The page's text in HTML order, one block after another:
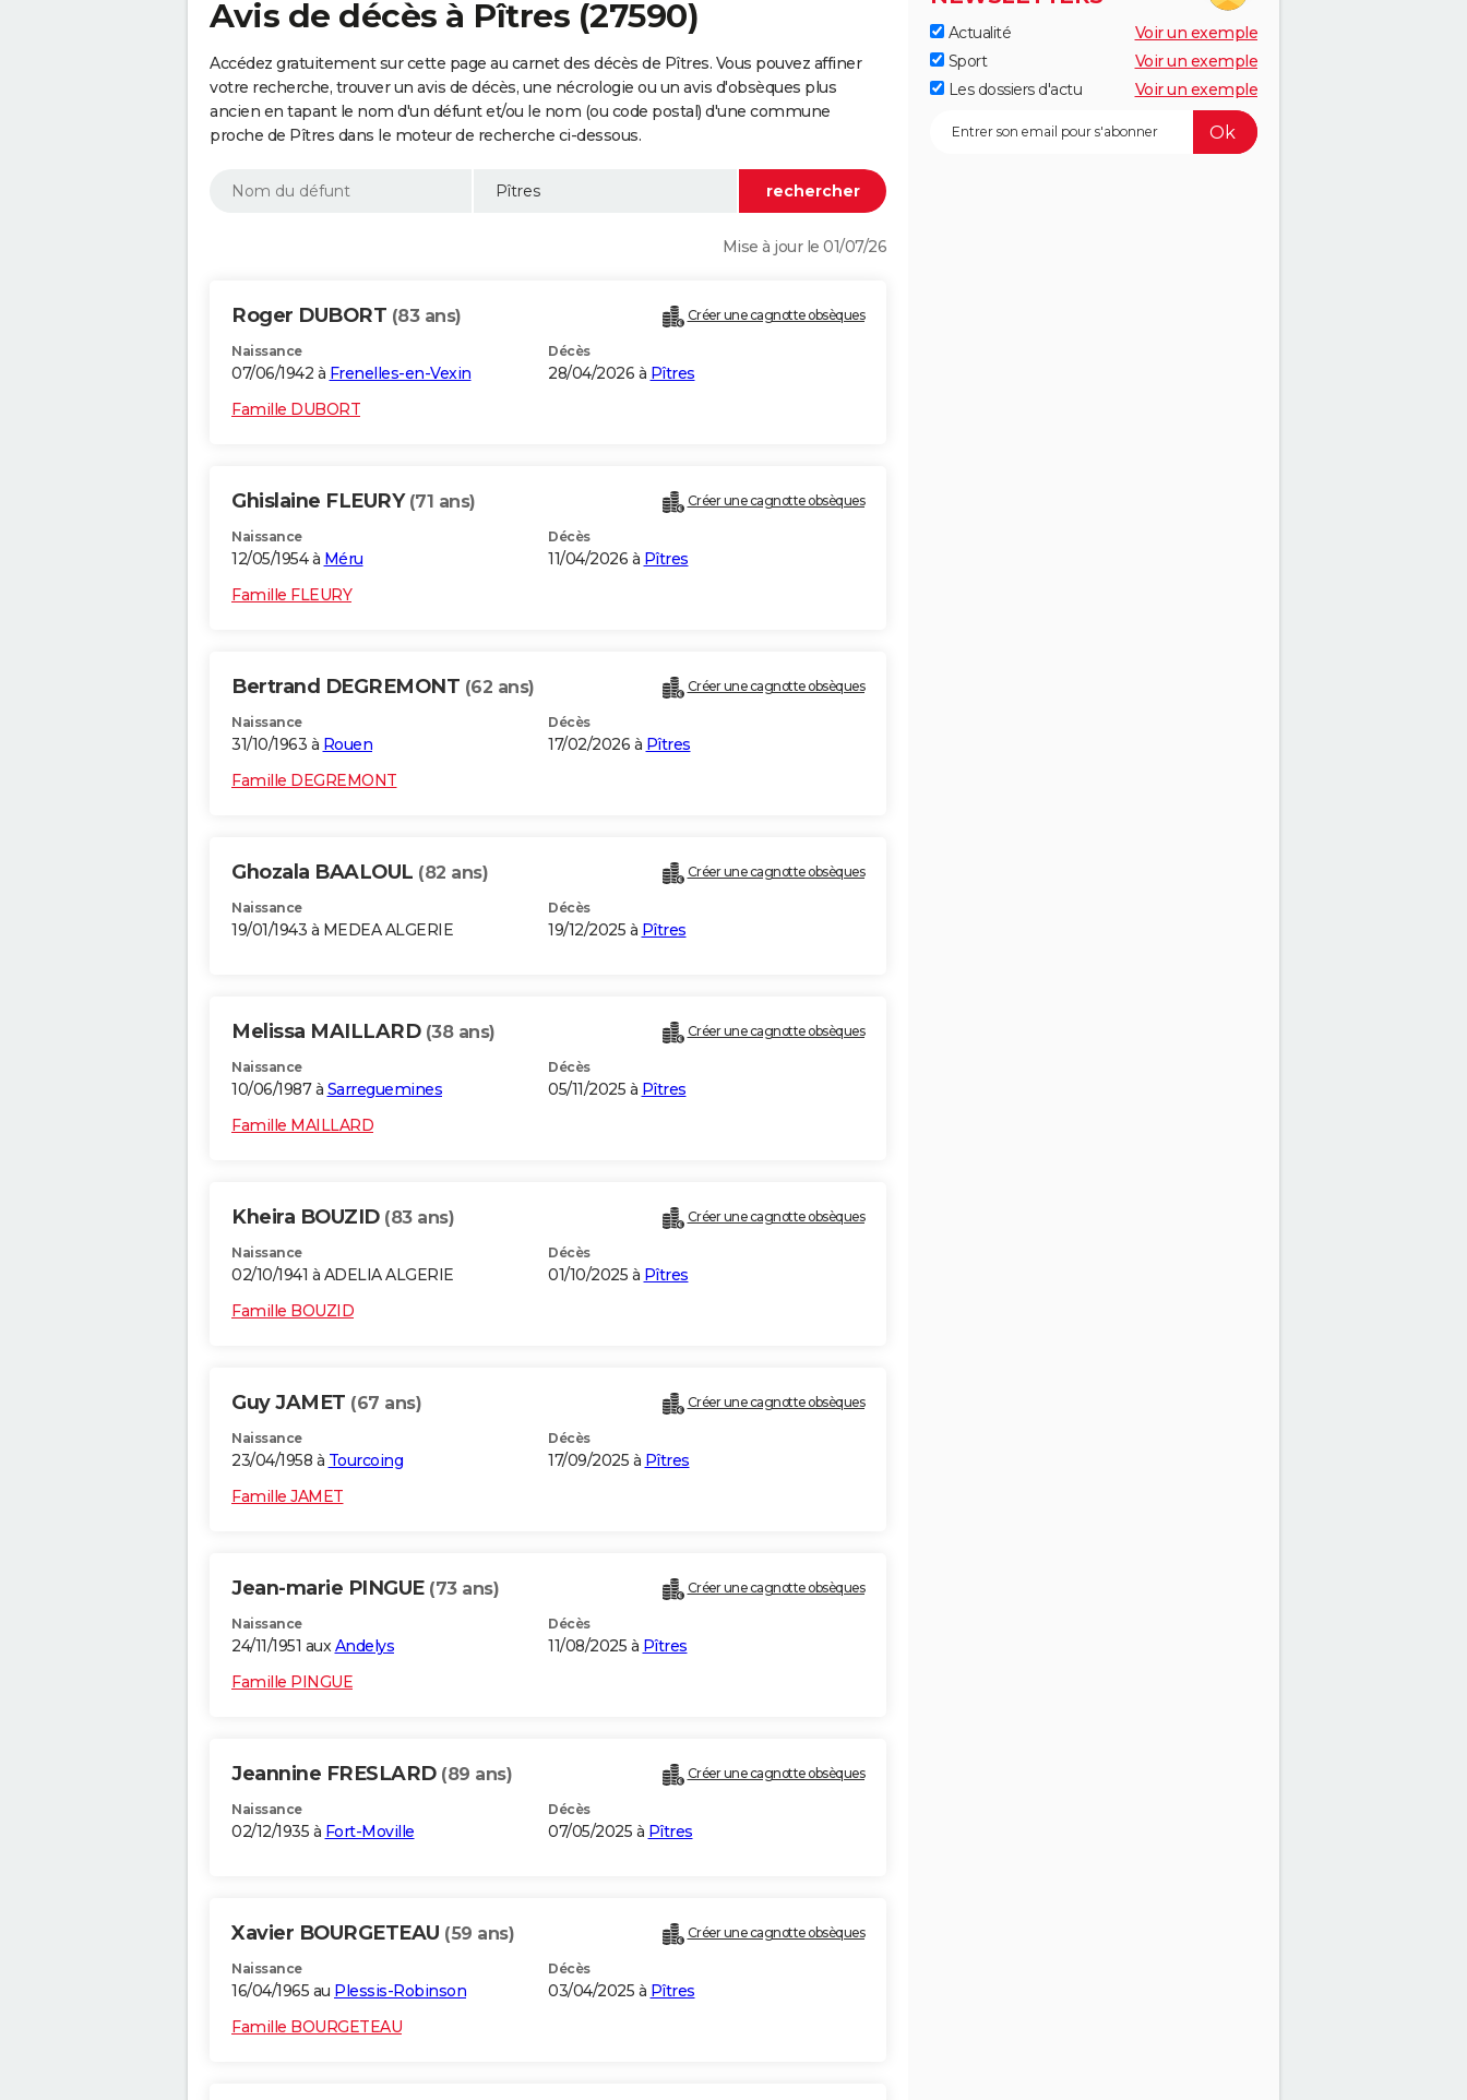
Avis de décès à Pîtres (27590)
Accédez gratuitement sur cette page au carnet des décès de Pîtres. Vous pouvez affiner
votre recherche, trouver un avis de décès, une nécrologie ou un avis d'obsèques plus
ancien en tapant le nom d'un défunt et/ou le nom (ou code postal) d'une commune
proche de Pîtres dans le moteur de recherche ci-dessous.
Mise à jour le 01/07/26
Roger DUBORT (83 ans) Créer une cagnotte obsèques
Naissance
07/06/1942 à Frenelles-en-Vexin
Décès
28/04/2026 à Pîtres
Famille DUBORT
Ghislaine FLEURY (71 ans) Créer une cagnotte obsèques
Naissance
12/05/1954 à Méru
Décès
11/04/2026 à Pîtres
Famille FLEURY
Bertrand DEGREMONT (62 ans) Créer une cagnotte obsèques
Naissance
31/10/1963 à Rouen
Décès
17/02/2026 à Pîtres
Famille DEGREMONT
Ghozala BAALOUL (82 ans) Créer une cagnotte obsèques
Naissance
19/01/1943 à MEDEA ALGERIE
Décès
19/12/2025 à Pîtres
Melissa MAILLARD (38 ans) Créer une cagnotte obsèques
Naissance
10/06/1987 à Sarreguemines
Décès
05/11/2025 à Pîtres
Famille MAILLARD
Kheira BOUZID (83 ans) Créer une cagnotte obsèques
Naissance
02/10/1941 à ADELIA ALGERIE
Décès
01/10/2025 à Pîtres
Famille BOUZID
Guy JAMET (67 ans) Créer une cagnotte obsèques
Naissance
23/04/1958 à Tourcoing
Décès
17/09/2025 à Pîtres
Famille JAMET
Jean-marie PINGUE (73 ans) Créer une cagnotte obsèques
Naissance
24/11/1951 auxAndelys
Décès
11/08/2025 à Pîtres
Famille PINGUE
Jeannine FRESLARD (89 ans) Créer une cagnotte obsèques
Naissance
02/12/1935 à Fort-Moville
Décès
07/05/2025 à Pîtres
Xavier BOURGETEAU (59 ans) Créer une cagnotte obsèques
Naissance
16/04/1965 au Plessis-Robinson
Décès
03/04/2025 à Pîtres
Famille BOURGETEAU
Actualité
Voir un exemple
Sport
Voir un exemple
Les dossiers d'actu
Voir un exemple